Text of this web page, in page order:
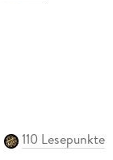
110 Lesepunkte